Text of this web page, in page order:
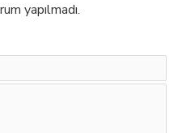
yapılmadı.